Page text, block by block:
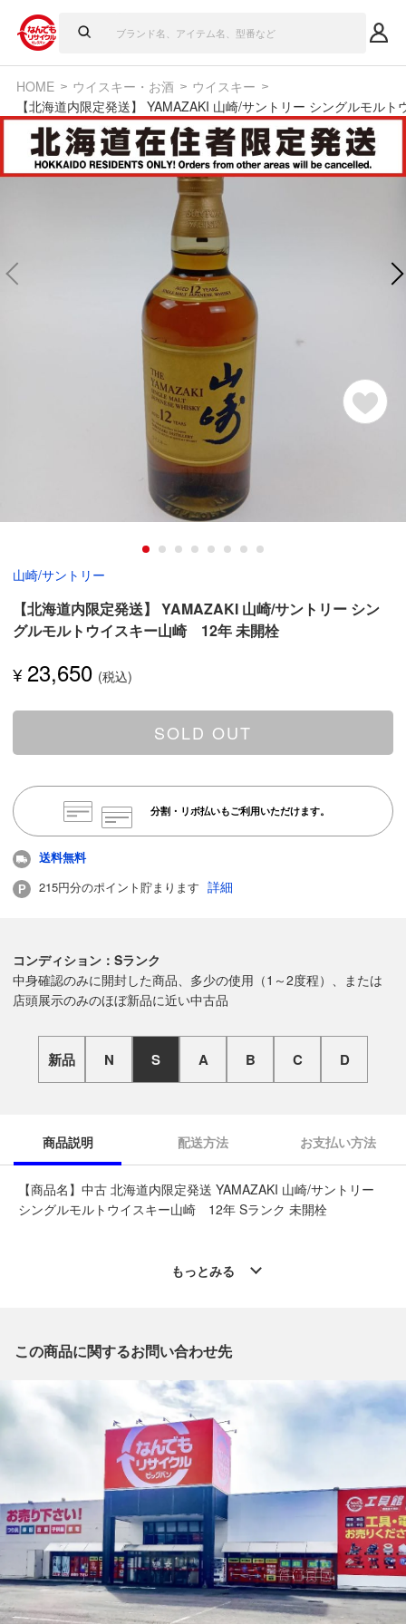
HOME ウイスキー・お酒
ウイスキー
【北海道内限定発送】 YAMAZAKI 山崎/サントリー シングルモル
山崎/サントリー
【北海道内限定発送】 YAMAZAKI 山崎/サントリー シン
グルモルトウイスキー山崎 12年 未開栓
¥23,650
SOLD OUT
分割・リボ払いもご利用いただけます。
送料無料
215円分のポイント貯まります 詳細
コンディション：Sランク
中身確認のみに開封した商品、多少の使用（1～2度程）、または
店頭展示のみのほぼ新品に近い中古品
新品 N S A B C D
商品説明 配送方法 お支払い方法
【商品名】中古 北海道内限定発送 YAMAZAKI 山崎/サントリー
シングルモルトウイスキー山崎 12年 Sランク 未開栓
※「なんでもリサイクルビッグバン 公式オンラインストアの出
電話番号：0154-51-3196
【店舗内商品コード】1003102217641
【メーカー】YAMAZAKI/山崎/サントリー
【内容量】700ml
【製造メーカー】サントリー
【販売元】サントリー
【原産国名】日本
【お酒の種類】ウイスキー
【栓・フィルムの状態】未開栓
【本数】1本
もっとみる
この商品に関するお問い合わせ先